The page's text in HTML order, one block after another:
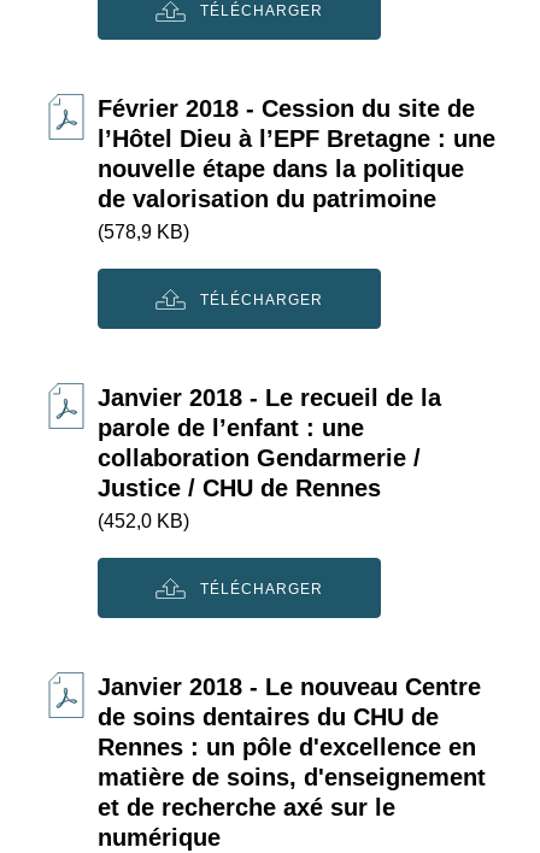
TÉLÉCHARGER
Février 2018 - Cession du site de
l’Hôtel Dieu à l’EPF Bretagne : une
nouvelle étape dans la politique
de valorisation du patrimoine
(578,9 KB)
TÉLÉCHARGER
Janvier 2018 - Le recueil de la
parole de l’enfant : une
collaboration Gendarmerie /
Justice / CHU de Rennes
(452,0 KB)
TÉLÉCHARGER
Janvier 2018 - Le nouveau Centre
de soins dentaires du CHU de
Rennes : un pôle d'excellence en
matière de soins, d'enseignement
et de recherche axé sur le
numérique